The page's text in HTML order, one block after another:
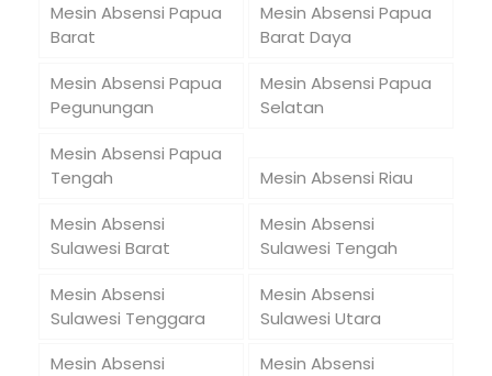
Mesin Absensi Papua
Barat
Mesin Absensi Papua
Barat Daya
Mesin Absensi Papua
Pegunungan
Mesin Absensi Papua
Selatan
Mesin Absensi Papua
Tengah
Mesin Absensi Riau
Mesin Absensi
Sulawesi Barat
Mesin Absensi
Sulawesi Tengah
Mesin Absensi
Sulawesi Tenggara
Mesin Absensi
Sulawesi Utara
Mesin Absensi
Mesin Absensi